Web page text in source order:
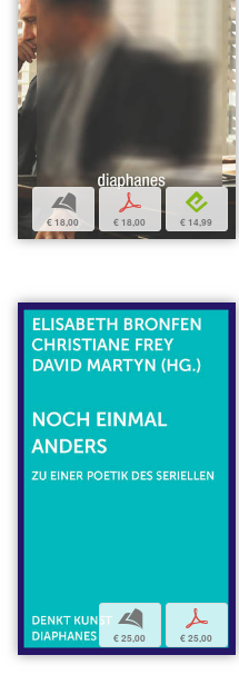
b
€ 18,00
p
€ 18,00
e
€ 14,99
b
€ 25,00
p
€ 25,00